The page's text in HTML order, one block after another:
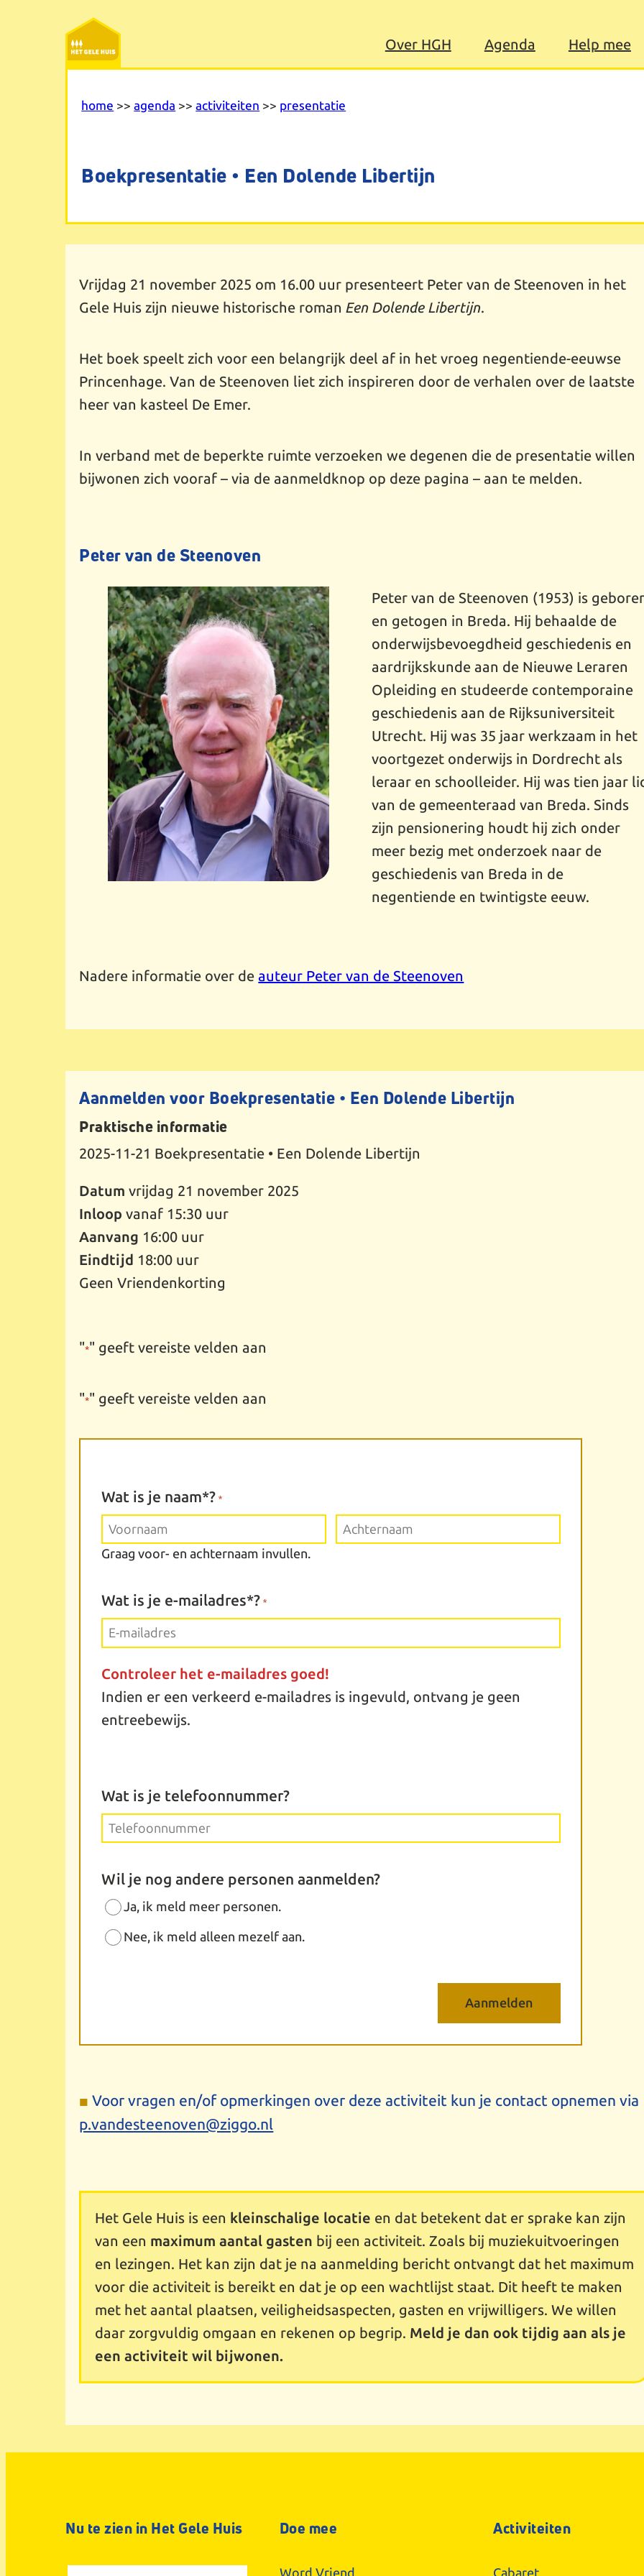
Over HGH Agenda Help mee
home >>agenda >>activiteiten >> presentatie
Boekpresentatie • Een Dolende Libertijn
Vrijdag 21 november 2025 om 16.00 uur presenteert Peter van de Steenoven in het
Gele Huis zijn nieuwe historische romanEen Dolende Libertijn.
Het boek speelt zich voor een belangrijk deel af in het vroeg negentiende-eeuwse
Princenhage. Van de Steenoven liet zich inspireren door de verhalen over de laatste
heer van kasteel De Emer.
In verband met de beperkte ruimte verzoeken we degenen die de presentatie willen
bijwonen zich vooraf – via de aanmeldknop op deze pagina – aan te melden.
Peter van de Steenoven
Peter van de Steenoven (1953) is
en getogen in Breda. Hij behaalde de
onderwijsbevoegdheid geschiedenis en
aardrijkskunde aan de Nieuwe Leraren
Opleiding en studeerde contemporaine
geschiedenis aan de Rijksuniversiteit
Utrecht. Hij was 35 jaar werkzaam in het
voortgezet onderwijs in Dordrecht als
leraar en schoolleider. Hij was tien jaar
van de gemeenteraad van Breda. Sinds
zijn pensionering houdt hij zich onder
meer bezig met onderzoek naar de
geschiedenis van Breda in de
negentiende en twintigste eeuw.
Nadere informatie over de auteur Peter van de Steenoven
Aanmelden voor Boekpresentatie • Een Dolende Libertijn
Praktische informatie
2025-11-21 Boekpresentatie • Een Dolende Libertijn
Datum vrijdag 21 november 2025
Inloop vanaf 15:30 uur
Aanvang 16:00 uur
Eindtijd 18:00 uur
Geen Vriendenkorting
"*" geeft vereiste velden aan
"*" geeft vereiste velden aan
Wat is je naam*? *
Graag voor- en achternaam invullen.
Wat is je e-mailadres*? *
Controleer het e-mailadres goed!
Indien er een verkeerd e-mailadres is ingevuld, ontvang je geen
entreebewijs.
Wat is je telefoonnummer?
Wil je nog andere personen aanmelden?
Ja, ik meld meer personen.
Nee, ik meld alleen mezelf aan.
Voor vragen en/of opmerkingen over deze activiteit kun je contact opnemen via
p.vandesteenoven@ziggo.nl
Het Gele Huis is een kleinschalige locatie en dat betekent dat er sprake kan zijn
van een maximum aantal gasten bij een activiteit. Zoals bij muziekuitvoeringen
en lezingen. Het kan zijn dat je na aanmelding bericht ontvangt dat het maximum
voor die activiteit is bereikt en dat je op een wachtlijst staat. Dit heeft te maken
met het aantal plaatsen, veiligheidsaspecten, gasten en vrijwilligers. We willen
daar zorgvuldig omgaan en rekenen op begrip. Meld je dan ook tijdig aan als je
een activiteit wil bijwonen.
Nu te zien in Het Gele Huis Doe mee Activiteiten